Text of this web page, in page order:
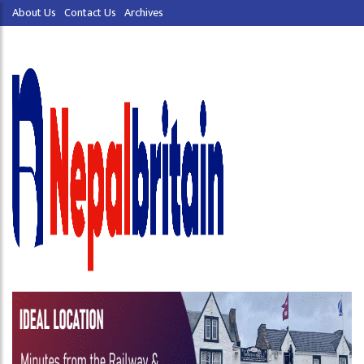
About Us Contact Us Archives